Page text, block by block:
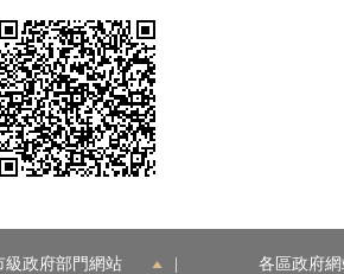
級政府部門網站 各區政府